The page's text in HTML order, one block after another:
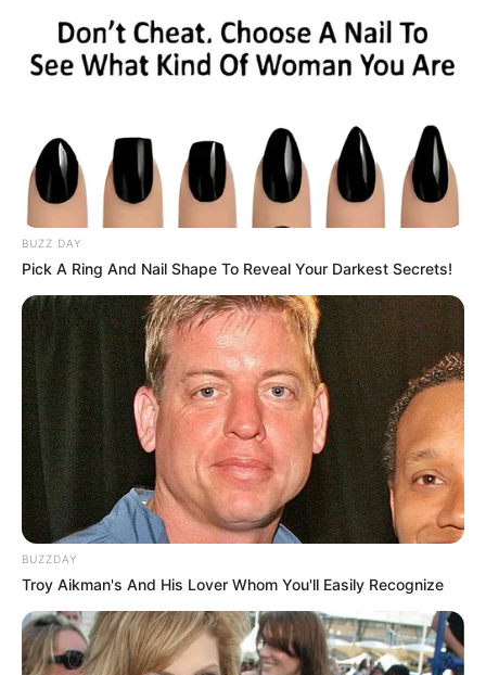
BUZZ DAY
Pick A Ring And Nail Shape To Reveal Your Darkest Secrets!
BUZZDAY
Troy Aikman's And His Lover Whom You'll Easily Recognize